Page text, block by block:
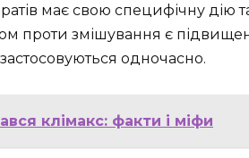
має свою специфічну дію
проти змішування є
одночасно.
клімакс: факти і міфи